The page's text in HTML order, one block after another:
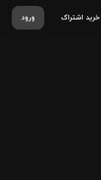
ورود خرید اشتراک